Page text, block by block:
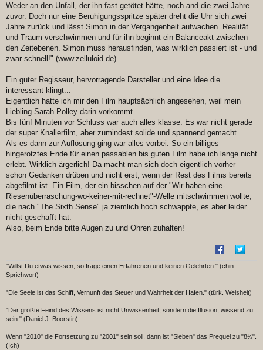
Weder an den Unfall, der ihn fast getötet hätte, noch and die zwei Jahre
zuvor. Doch nur eine Beruhigungsspritze später dreht die Uhr sich zwei
Jahre zurück und lässt Simon in der Vergangenheit aufwachen. Realität
und Traum verschwimmen und für ihn beginnt ein Balanceakt zwischen
den Zeitebenen. Simon muss herausfinden, was wirklich passiert ist - und
zwar schnell!" (www.zelluloid.de)
Ein guter Regisseur, hervorragende Darsteller und eine Idee die
interessant klingt...
Eigentlich hatte ich mir den Film hauptsächlich angesehen, weil mein
Liebling Sarah Polley darin vorkommt.
Bis fünf Minuten vor Schluss war auch alles klasse. Es war nicht gerade
der super Knallerfilm, aber zumindest solide und spannend gemacht.
Als es dann zur Auflösung ging war alles vorbei. So ein billiges
hingerotztes Ende für einen passablen bis guten Film habe ich lange nicht
erlebt. Wirklich ärgerlich! Da macht man sich doch eigentlich vorher
schon Gedanken drüben und nicht erst, wenn der Rest des Films bereits
abgefilmt ist. Ein Film, der ein bisschen auf der "Wir-haben-eine-
Riesenüberraschung-wo-keiner-mit-rechnet"-Welle mitschwimmen wollte,
die nach "The Sixth Sense" ja ziemlich hoch schwappte, es aber leider
nicht geschafft hat.
Also, beim Ende bitte Augen zu und Ohren zuhalten!
"Willst Du etwas wissen, so frage einen Erfahrenen und keinen Gelehrten." (chin.
Sprichwort)
"Die Seele ist das Schiff, Vernunft das Steuer und Wahrheit der Hafen." (türk. Weisheit)
"Der größte Feind des Wissens ist nicht Unwissenheit, sondern die Illusion, wissend zu
sein." (Daniel J. Boorstin)
Wenn "2010" die Fortsetzung zu "2001" sein soll, dann ist "Sieben" das Prequel zu "8½".
(Ich)